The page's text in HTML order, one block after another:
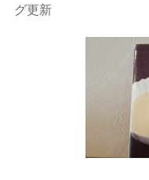
グ更新